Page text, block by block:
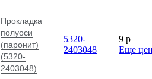
Прокладка
полуоси
(паронит)
(5320-
2403048)
5320-
2403048
9 p
Еще